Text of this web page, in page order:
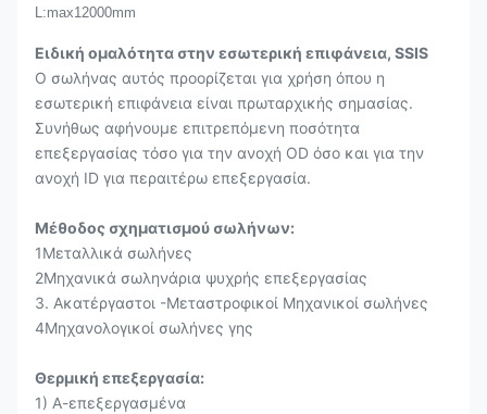
L:max12000mm
Ειδική ομαλότητα στην εσωτερική επιφάνεια, SSIS
Ο σωλήνας αυτός προορίζεται για χρήση όπου η
εσωτερική επιφάνεια είναι πρωταρχικής σημασίας.
Συνήθως αφήνουμε επιτρεπόμενη ποσότητα
επεξεργασίας τόσο για την ανοχή OD όσο και για την
ανοχή ID για περαιτέρω επεξεργασία.
Μέθοδος σχηματισμού σωλήνων:
1Μεταλλικά σωλήνες
2Μηχανικά σωληνάρια ψυχρής επεξεργασίας
3. Ακατέργαστοι -Μεταστροφικοί Μηχανικοί σωλήνες
4Μηχανολογικοί σωλήνες γης
Θερμική επεξεργασία:
1) Α-επεξεργασμένα